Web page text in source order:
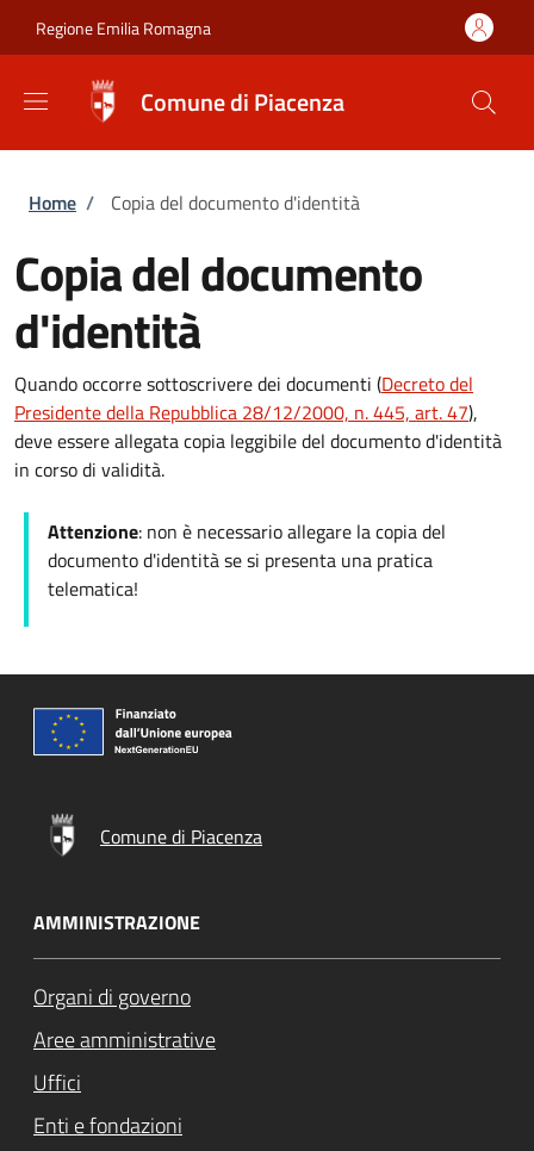
Regione Emilia Romagna
Comune di Piacenza
Briciole di pane
Home / Copia del documento d'identità
Copia del documento
d'identità
Quando occorre sottoscrivere dei documenti (Decreto del
Presidente della Repubblica 28/12/2000, n. 445, art. 47),
deve essere allegata copia leggibile del documento d'identità
in corso di validità.
Attenzione: non è necessario allegare la copia del
documento d'identità se si presenta una pratica
telematica!
Comune di Piacenza
AMMINISTRAZIONE
Organi di governo
Aree amministrative
Uffici
Enti e fondazioni